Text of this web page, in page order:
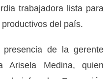
trabajadora lista para
del país.
de la gerente
Arisela Medina, quien